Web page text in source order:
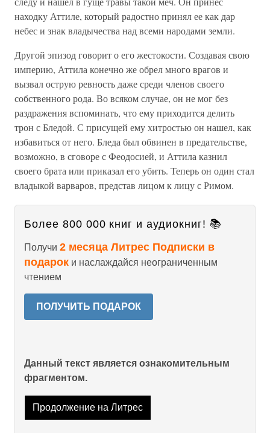
находку Аттиле, который радостно принял ее как дар
небес и знак владычества над всеми народами земли.
Другой эпизод говорит о его жестокости. Создавая свою
империю, Аттила конечно же обрел много врагов и
вызвал острую ревность даже среди членов своего
собственного рода. Во всяком случае, он не мог без
раздражения вспоминать, что ему приходится делить
трон с Бледой. С присущей ему хитростью он нашел, как
избавиться от него. Бледа был обвинен в предательстве,
возможно, в сговоре с Феодосией, и Аттила казнил
своего брата или приказал его убить. Теперь он один стал
владыкой варваров, представ лицом к лицу с Римом.
Более 800 000 книг и аудиокниг! 📚
Получи 2 месяца Литрес Подписки в
подарок и наслаждайся неограниченным
чтением
ПОЛУЧИТЬ ПОДАРОК
Данный текст является ознакомительным
фрагментом.
Продолжение на Литрес